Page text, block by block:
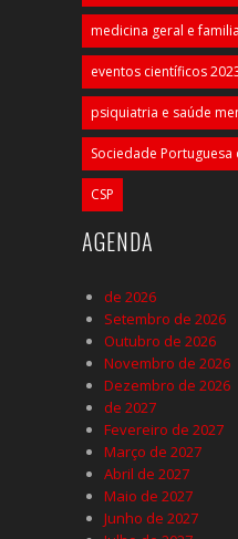
medicina geral e
eventos científicos
psiquiatria e saúde
Sociedade
CSP
AGENDA
de 2026
Setembro de 2026
Outubro de 2026
Novembro de 2026
Dezembro de 2026
de 2027
Fevereiro de 2027
Março de 2027
Abril de 2027
Maio de 2027
Junho de 2027